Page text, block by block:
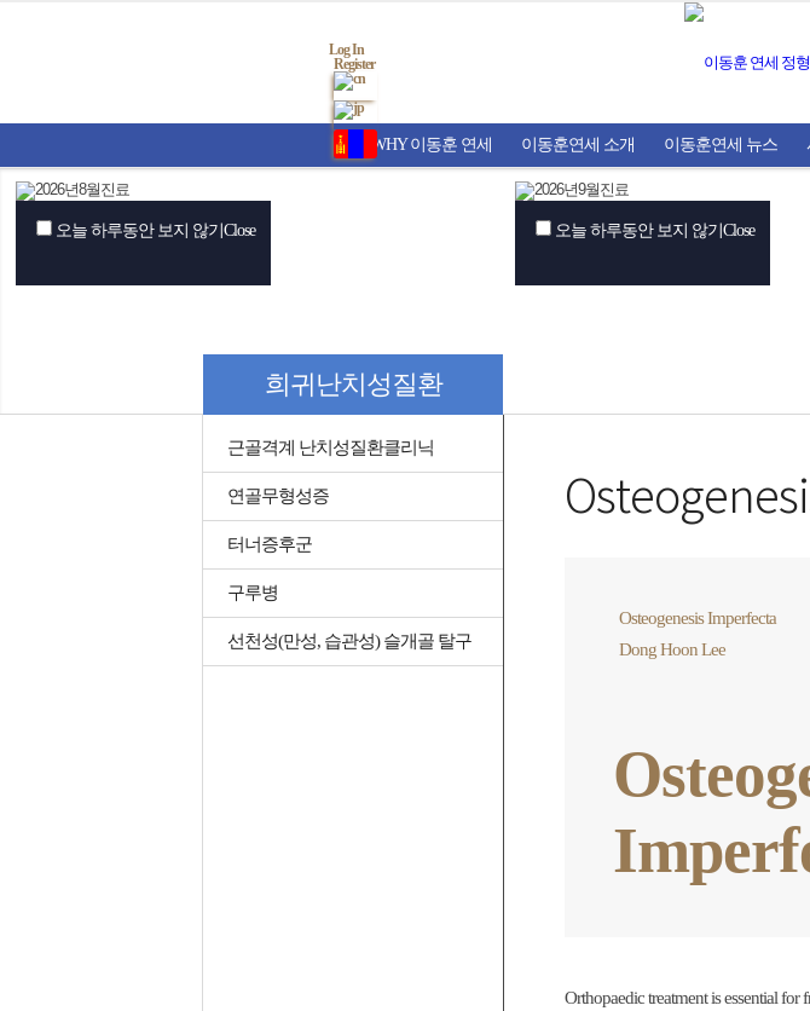
Log In
Register
WHY 이동훈 연세 이동훈연세 소개 이동훈연세 뉴스
Osteogenesis Imperfecta
Dong Hoon Lee
Orthopaedic treatment is essential
희귀난치성질환
근골격계 난치성질환클리닉
연골무형성증
터너증후군
구루병
선천성(만성, 습관성) 슬개골 탈구
오늘 하루동안 보지 않기 Close 오늘 하루동안 보지 않기 Close